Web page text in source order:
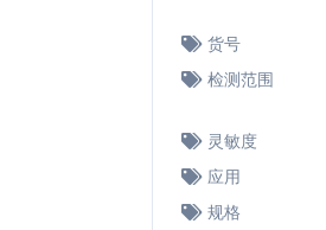
货号
检测范围
灵敏度
应用
规格